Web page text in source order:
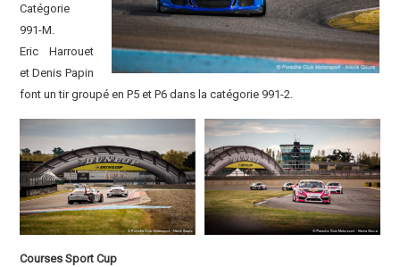
Catégorie
991-M.
Eric Harrouet
et Denis Papin
font un tir groupé en P5 et P6 dans la catégorie 991-2.
Courses Sport Cup